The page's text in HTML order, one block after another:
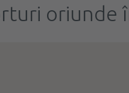
oriunde